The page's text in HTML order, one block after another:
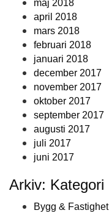
maj 2018
april 2018
mars 2018
februari 2018
januari 2018
december 2017
november 2017
oktober 2017
september 2017
augusti 2017
juli 2017
juni 2017
Arkiv: Kategori
Bygg & Fastighet